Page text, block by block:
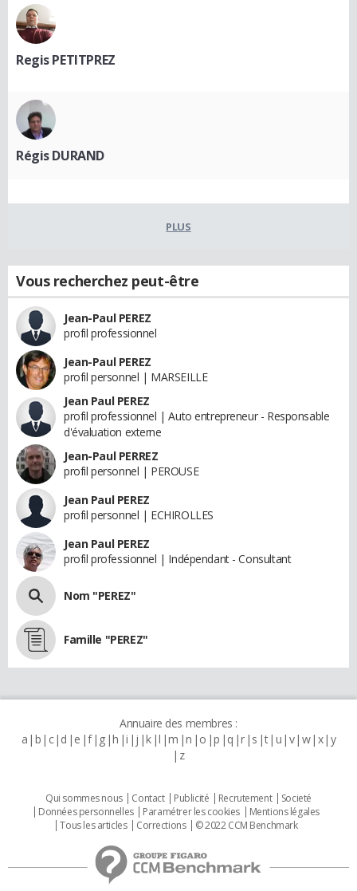
Regis PETITPREZ
Régis DURAND
PLUS
Vous recherchez peut-être
Jean-Paul PEREZ
profil professionnel
Jean-Paul PEREZ
profil personnel | MARSEILLE
Jean Paul PEREZ
profil professionnel | Auto entrepreneur - Responsable
d'évaluation externe
Jean-Paul PERREZ
profil personnel | PEROUSE
Jean Paul PEREZ
profil personnel | ECHIROLLES
Jean Paul PEREZ
profil professionnel | Indépendant - Consultant
Nom "PEREZ"
Famille "PEREZ"
Annuaire des membres :
a b c d e f g h i j k l m n o p q r s t u v w x y
z
Qui sommes nous Contact Publicité Recrutement
Societé
Données personnelles
Paramétrer les cookies
Mentions légales
Tous les articles
Corrections © 2022 CCM Benchmark